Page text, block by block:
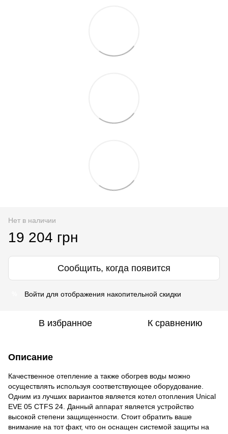
Нет в наличии
19 204 грн
Сообщить, когда появится
Войти для отображения накопительной скидки
В избранное К сравнению
Описание
Качественное отепление а также обогрев воды можно
осуществлять используя соответствующее оборудование.
Одним из лучших вариантов является котел отопления Unical
EVE 05 CTFS 24. Данный аппарат является устройство
высокой степени защищенности. Стоит обратить ваше
внимание на тот факт, что он оснащен системой защиты на